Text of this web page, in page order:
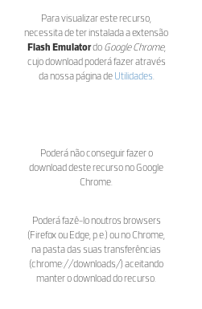
Para visualizar este recurso,
necessita de ter instalada a extensão
Flash Emulatordo Google Chrome,
cujo download poderá fazer através
da nossa página de Utilidades
Poderá não conseguir fazer o
download deste recurso no Google
Chrome.
Poderá fazê-lo noutros browsers
(Firefox ou Edge, p.e.) ou no Chrome,
na pasta das suas transferências
(chrome://downloads/) aceitando
manter o download do recurso.